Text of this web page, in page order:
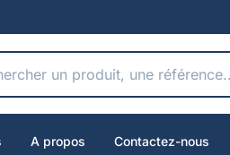
A propos Contactez-nous